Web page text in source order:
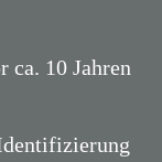
ca. 10 Jahren